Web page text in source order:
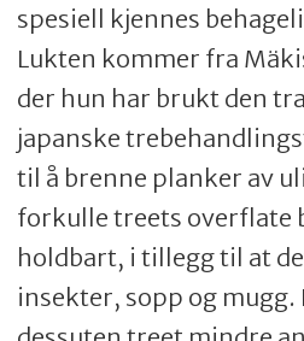
spesiell kjennes
Lukten kommer fra
der hun har brukt den
japanske
til å brenne planker av
forkulle treets overflate
holdbart, i tillegg til at
insekter, sopp og mugg.